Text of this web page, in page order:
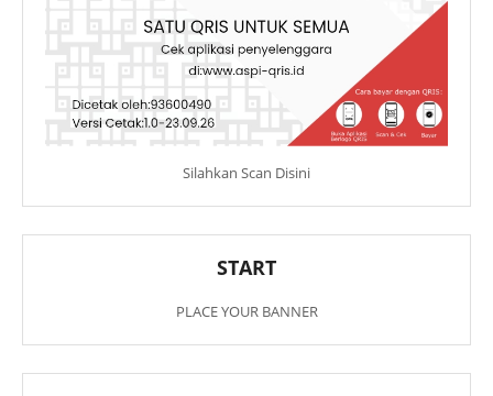
Silahkan Scan Disini
START
PLACE YOUR BANNER